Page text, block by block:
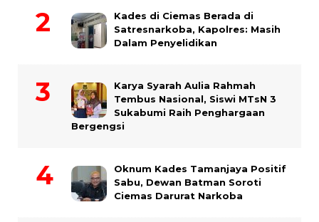
Kades di Ciemas Berada di
Satresnarkoba, Kapolres: Masih
Dalam Penyelidikan
Karya Syarah Aulia Rahmah
Tembus Nasional, Siswi MTsN 3
Sukabumi Raih Penghargaan
Bergengsi
Oknum Kades Tamanjaya Positif
Sabu, Dewan Batman Soroti
Ciemas Darurat Narkoba